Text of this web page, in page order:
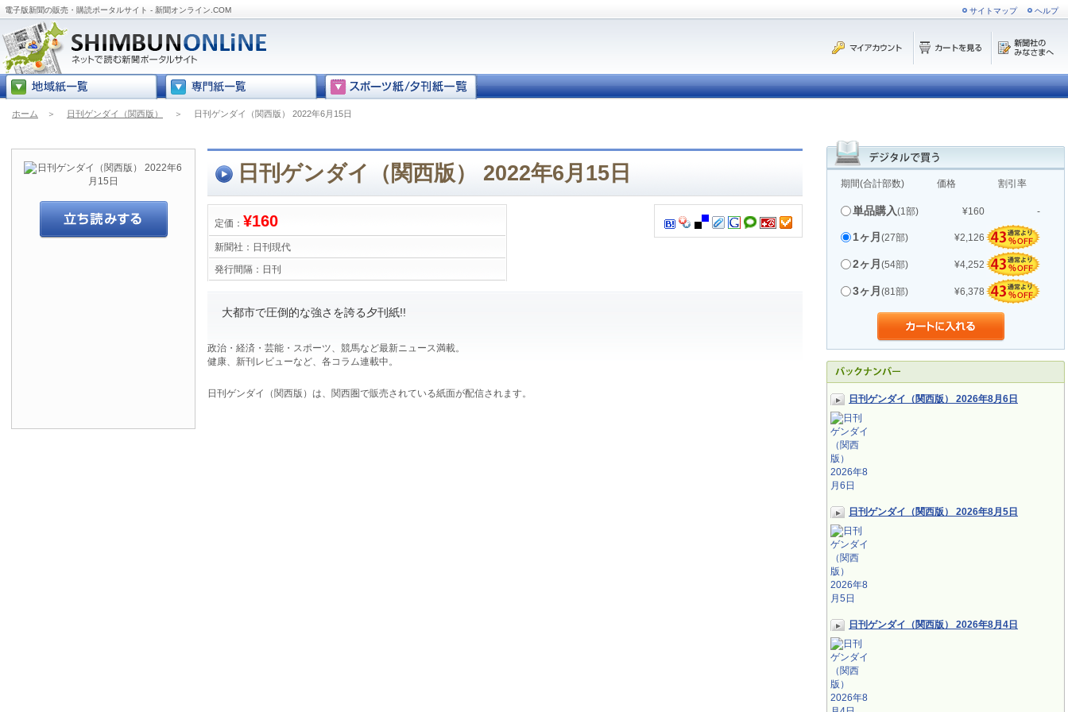
電子版新聞の販売・購読ポータルサイト - 新聞オンライン.COM サイトマップ ヘルプ
ホーム ＞ 日刊ゲンダイ（関西版） ＞ 日刊ゲンダイ（関西版） 2022年6月15日
期間(合計部数) 価格 割引率
単品購入(1部) ¥160 -
1ヶ月 (27部) ¥2,126
2ヶ月 (54部) ¥4,252
3ヶ月 (81部) ¥6,378
日刊ゲンダイ（関西版） 2026年8月6日
日刊ゲンダイ（関西版） 2026年8月5日
日刊ゲンダイ（関西版） 2026年8月4日
日刊ゲンダイ（関西版） 2022年6月15日
定価： ¥160
新聞社： 日刊現代
発行間隔： 日刊
大都市で圧倒的な強さを誇る夕刊紙!!
政治・経済・芸能・スポーツ、競馬など最新ニュース満載。
健康、新刊レビューなど、各コラム連載中。
日刊ゲンダイ（関西版）は、関西圏で販売されている紙面が配信されます。